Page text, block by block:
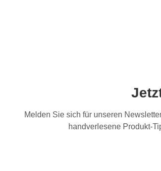
Melden Sie sich für unseren
handverlesene Produkt-